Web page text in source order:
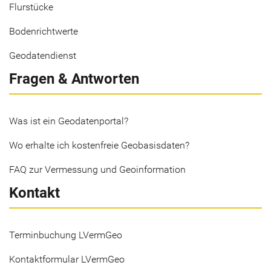
Flurstücke
Bodenrichtwerte
Geodatendienst
Fragen & Antworten
Was ist ein Geodatenportal?
Wo erhalte ich kostenfreie Geobasisdaten?
FAQ zur Vermessung und Geoinformation
Kontakt
Terminbuchung LVermGeo
Kontaktformular LVermGeo